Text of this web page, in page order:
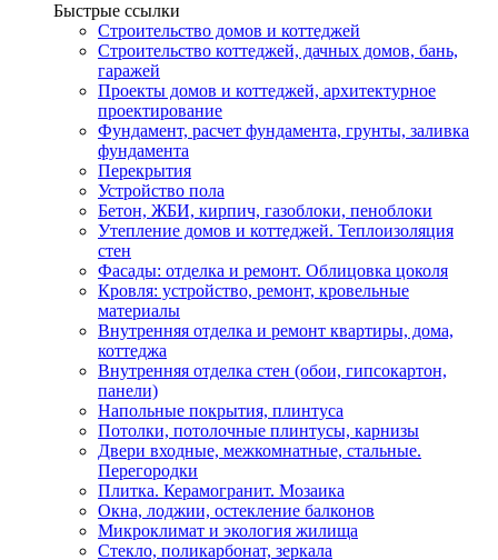
Быстрые ссылки
Строительство домов и коттеджей
Строительство коттеджей, дачных домов, бань,
гаражей
Проекты домов и коттеджей, архитектурное
проектирование
Фундамент, расчет фундамента, грунты, заливка
фундамента
Перекрытия
Устройство пола
Бетон, ЖБИ, кирпич, газоблоки, пеноблоки
Утепление домов и коттеджей. Теплоизоляция
стен
Фасады: отделка и ремонт. Облицовка цоколя
Кровля: устройство, ремонт, кровельные
материалы
Внутренняя отделка и ремонт квартиры, дома,
коттеджа
Внутренняя отделка стен (обои, гипсокартон,
панели)
Напольные покрытия, плинтуса
Потолки, потолочные плинтусы, карнизы
Двери входные, межкомнатные, стальные.
Перегородки
Плитка. Керамогранит. Мозаика
Окна, лоджии, остекление балконов
Микроклимат и экология жилища
Стекло, поликарбонат, зеркала